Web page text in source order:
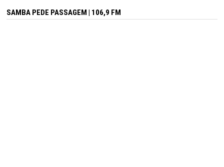
SAMBA PEDE PASSAGEM | 106,9 FM